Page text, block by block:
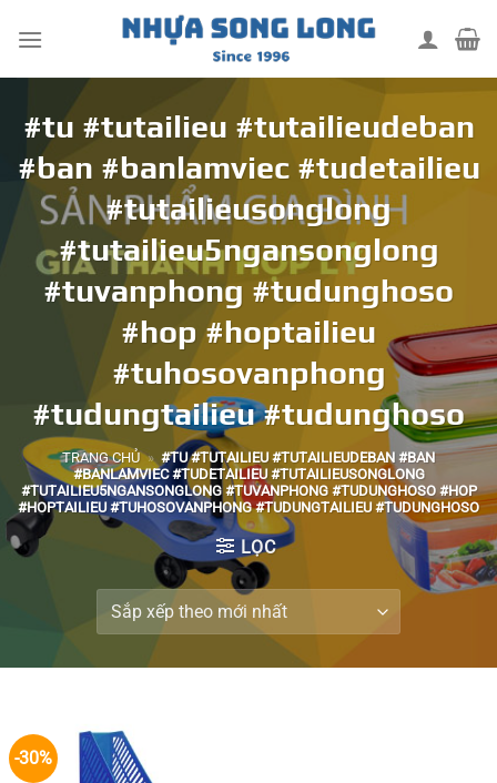
#tu #tutailieu #tutailieudeban
#ban #banlamviec #tudetailieu
#tutailieusonglong
#tutailieu5ngansonglong
#tuvanphong #tudunghoso
#hop #hoptailieu
#tuhosovanphong
#tudungtailieu #tudunghoso
TRANG CHỦ » #TU #TUTAILIEU #TUTAILIEUDEBAN #BAN
#BANLAMVIEC #TUDETAILIEU #TUTAILIEUSONGLONG
#TUTAILIEU5NGANSONGLONG #TUVANPHONG #TUDUNGHOSO #HOP
#HOPTAILIEU #TUHOSOVANPHONG #TUDUNGTAILIEU #TUDUNGHOSO
LỌC
-30%